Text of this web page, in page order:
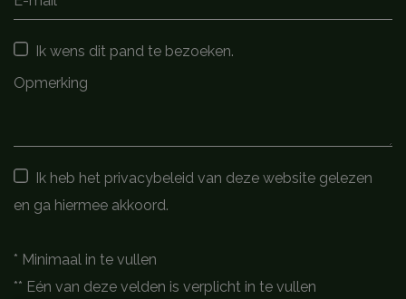
Ik wens dit pand te bezoeken.
Ik heb het privacybeleid van deze website gelezen
en ga hiermee akkoord.
* Minimaal in te vullen
** Eén van deze velden is verplicht in te vullen